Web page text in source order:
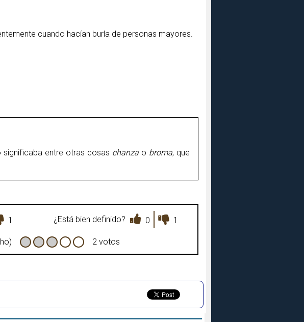
cuando hacían burla de personas mayores.
significaba entre otras cosas chanza o broma, que
1 ¿Está bien definido? 0 1
2 votos